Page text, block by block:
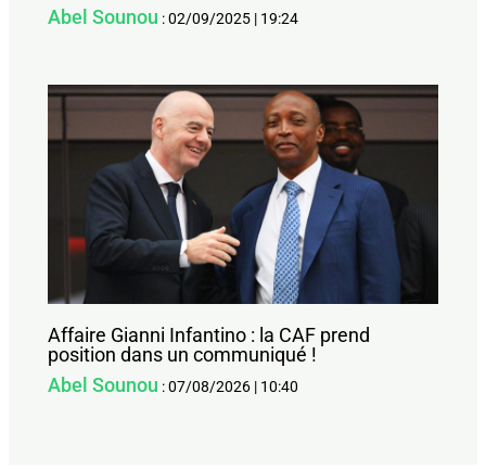
Abel Sounou :02/09/2025 | 19:24
Affaire Gianni Infantino : la CAF prend
position dans un communiqué !
Abel Sounou :07/08/2026 | 10:40